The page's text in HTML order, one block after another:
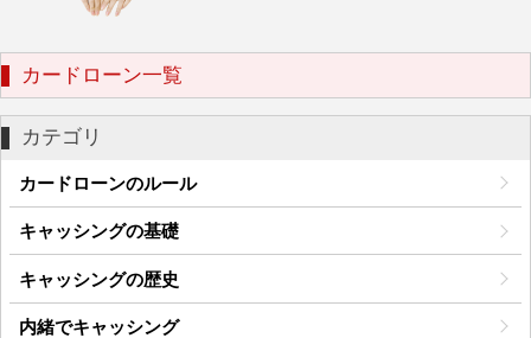
カードローン一覧
カテゴリ
カードローンのルール
キャッシングの基礎
キャッシングの歴史
内緒でキャッシング